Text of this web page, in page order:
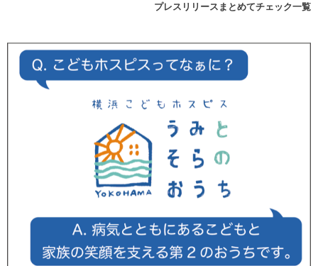
プレスリリースまとめてチェック一覧